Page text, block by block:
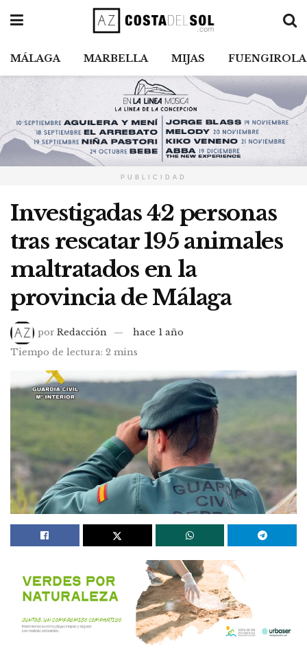
MÁLAGA MARBELLA MIJAS FUENGIROLA
PUBLICIDAD
Investigadas 42 personas
tras rescatar 195 animales
maltratados en la
provincia de Málaga
por Redacción
hace 1 año
Tiempo de lectura: 2 mins